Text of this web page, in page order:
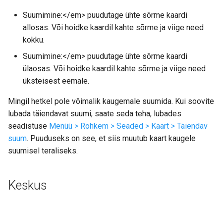
Suumimine:</em> puudutage ühte sõrme kaardi
allosas. Või hoidke kaardil kahte sõrme ja viige need
kokku.
Suumimine:</em> puudutage ühte sõrme kaardi
ülaosas. Või hoidke kaardil kahte sõrme ja viige need
üksteisest eemale.
Mingil hetkel pole võimalik kaugemale suumida. Kui soovite
lubada täiendavat suumi, saate seda teha, lubades
seadistuse Menüü > Rohkem > Seaded > Kaart > Täiendav
suum. Puuduseks on see, et siis muutub kaart kaugele
suumisel teraliseks.
Keskus